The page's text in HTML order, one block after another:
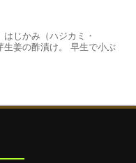
じかみ（ハジカミ・
生姜の酢漬け。 早生で小ぶ